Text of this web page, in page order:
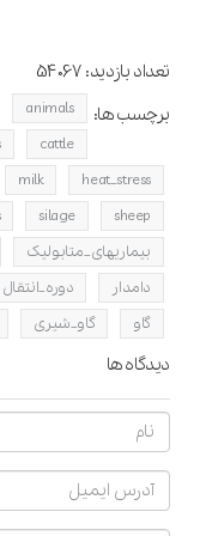
تعداد بازدید:
برچسب ها:
animals
cattle
heat_stress
milk
sheep
silage
بیماریهای_متابولیک
دامدار
دوره_انتقال
گاو
گاو_شیری
دیدگاه ها